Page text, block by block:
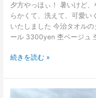
夕方やっほぃ！ 暑いけど
らかくて、洗えて、可愛い
いたしました 今治タオル
ール 3300yen 杢ベージュ
続きを読む »
エ